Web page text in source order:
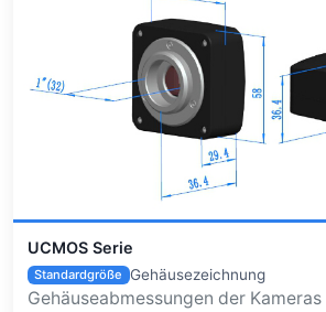
UCMOS Serie
Standardgröße Gehäusezeichnung
Gehäuseabmessungen der Kameras